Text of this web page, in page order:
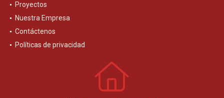
Proyectos
Nuestra Empresa
Contáctenos
Políticas de privacidad